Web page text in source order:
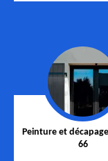
Peinture et
66